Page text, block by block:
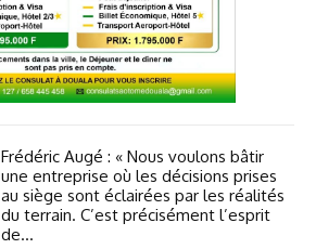
Frédéric Augé : « Nous voulons bâtir
une entreprise où les décisions prises
au siège sont éclairées par les réalités
du terrain. C’est précisément l’esprit
de...